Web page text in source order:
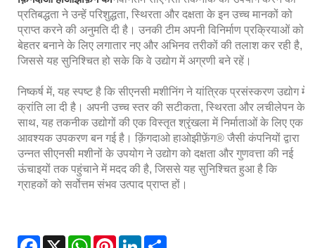
प्रतिबद्धता ने उन्हें परिशुद्धता, स्थिरता और दक्षता के इन उच्च मानकों को
प्राप्त करने की अनुमति दी है। उनकी टीम अपनी विनिर्माण प्रक्रियाओं को
बेहतर बनाने के लिए लगातार नए और अभिनव तरीकों की तलाश कर रही है,
जिससे यह सुनिश्चित हो सके कि वे उद्योग में अग्रणी बने रहें।
निष्कर्ष में, यह स्पष्ट है कि सीएनसी मशीनिंग ने यांत्रिक प्रसंस्करण उद्योग में
क्रांति ला दी है। अपनी उच्च स्तर की सटीकता, स्थिरता और लचीलेपन के
साथ, यह तकनीक उद्योगों की एक विस्तृत श्रृंखला में निर्माताओं के लिए एक
आवश्यक उपकरण बन गई है। क़िंगदाओ हाओझीफ़ेंग® जैसी कंपनियों द्वारा
उन्नत सीएनसी मशीनों के उपयोग ने उद्योग को दक्षता और गुणवत्ता की नई
ऊंचाइयों तक पहुंचाने में मदद की है, जिससे यह सुनिश्चित हुआ है कि
ग्राहकों को सर्वोत्तम संभव उत्पाद प्राप्त हों।
Facebook
X WhatsAppPinterestLinkedIn